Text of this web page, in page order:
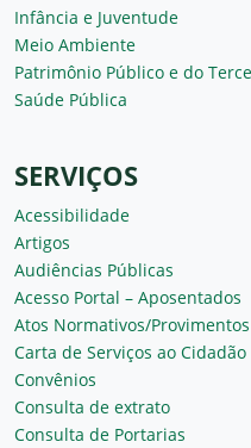
Infância e Juventude
Meio Ambiente
Patrimônio Público e do
Saúde Pública
SERVIÇOS
Acessibilidade
Artigos
Audiências Públicas
Acesso Portal – Aposentados
Atos Normativos/
Carta de Serviços ao Cidadão
Convênios
Consulta de extrato
Consulta de Portarias